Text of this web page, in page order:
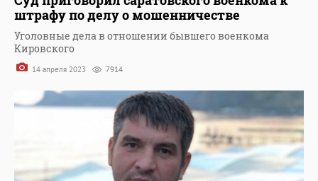
штрафу по делу о мошенничестве
Уголовные дела в отношении бывшего военкома
Кировского
14 апреля 2023 7914